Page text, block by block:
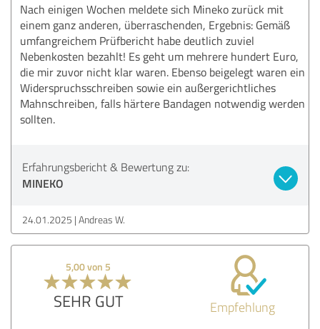
Nach einigen Wochen meldete sich Mineko zurück mit
einem ganz anderen, überraschenden, Ergebnis: Gemäß
umfangreichem Prüfbericht habe deutlich zuviel
Nebenkosten bezahlt! Es geht um mehrere hundert Euro,
die mir zuvor nicht klar waren. Ebenso beigelegt waren ein
Widerspruchsschreiben sowie ein außergerichtliches
Mahnschreiben, falls härtere Bandagen notwendig werden
sollten.
Erfahrungsbericht & Bewertung zu:
MINEKO
24.01.2025 Andreas W.
5,00 von 5
SEHR GUT Empfehlung